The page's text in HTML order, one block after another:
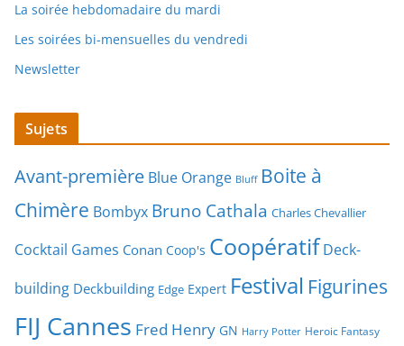
La soirée hebdomadaire du mardi
Les soirées bi-mensuelles du vendredi
Newsletter
Sujets
Avant-première Blue Orange Bluff Boite à
Chimère Bombyx Bruno Cathala Charles Chevallier
Cocktail Games Conan Coop's Coopératif Deck-
building Deckbuilding Edge Expert Festival Figurines
FIJ Cannes Fred Henry GN Harry Potter Heroic Fantasy